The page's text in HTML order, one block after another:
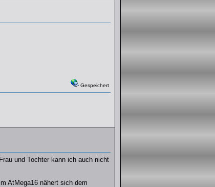
Gespeichert
und Tochter kann ich auch nicht
AtMega16 nähert sich dem